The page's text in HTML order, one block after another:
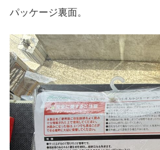
パッケージ裏面。